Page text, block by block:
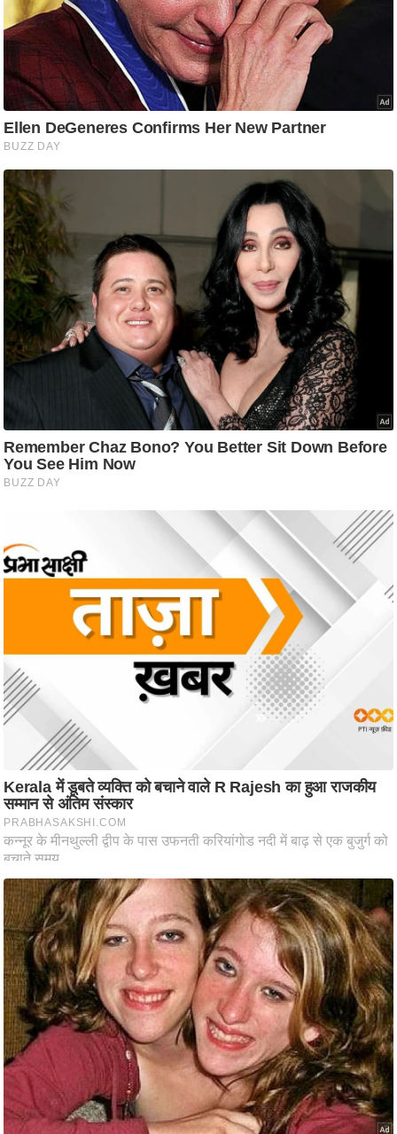
/
फै
श
न
घ
रे
नु
स्खे
प
र्य
ट
स्थ
ल
स
मं
त्रा
ले
श
रा
ज
नी
वि
श्ले
ष
ण
स
म
सा
म
यि
क
मा
तृ
भू
मि
स्तं
भ